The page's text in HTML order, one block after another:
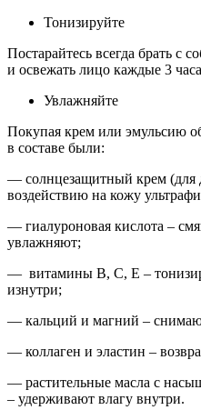
Тонизируйте
Постарайтесь всегда брать с
и освежать лицо каждые 3
Увлажняйте
Покупая крем или эмульсию
в составе были:
— солнцезащитный крем (для
воздействию на кожу
— гиалуроновая кислота –
увлажняют;
— витамины B, C, E –
изнутри;
— кальций и магний –
— коллаген и эластин –
— растительные масла с
– удерживают влагу внутри.